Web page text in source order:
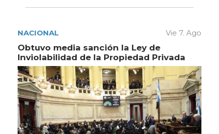
NACIONAL Vie 7. Ago
Obtuvo media sanción la Ley de
Inviolabilidad de la Propiedad Privada